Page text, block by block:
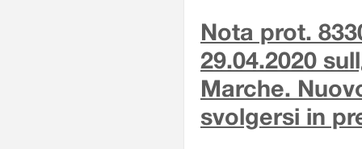
Nota prot.
29.04.2020
Marche.
svolgersi in